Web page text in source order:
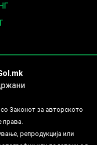
Законот за авторското
права.
репродукција или